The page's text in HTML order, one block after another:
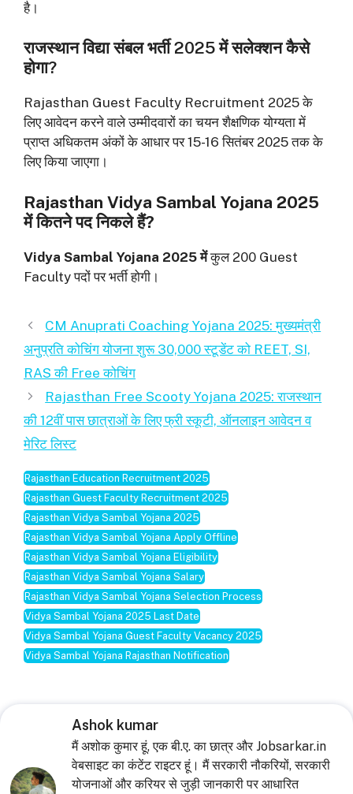
है।
राजस्थान विद्या संबल भर्ती 2025 में सलेक्शन कैसे
होगा?
Rajasthan Guest Faculty Recruitment 2025 के
लिए आवेदन करने वाले उम्मीदवारों का चयन शैक्षणिक योग्यता में
प्राप्त अधिकतम अंकों के आधार पर 15-16 सितंबर 2025 तक के
लिए किया जाएगा।
Rajasthan Vidya Sambal Yojana 2025
में कितने पद निकले हैं?
Vidya Sambal Yojana 2025 मेंकुल 200 Guest
Faculty पदों पर भर्ती होगी।
CM Anuprati Coaching Yojana 2025: मुख्यमंत्री
अनुप्रति कोचिंग योजना शुरू 30,000 स्टूडेंट को REET, SI,
RAS की Free कोचिंग
Rajasthan Free Scooty Yojana 2025: राजस्थान
की 12वीं पास छात्राओं के लिए फ्री स्कूटी, ऑनलाइन आवेदन व
मेरिट लिस्ट
Rajasthan Education Recruitment 2025
Rajasthan Guest Faculty Recruitment 2025
Rajasthan Vidya Sambal Yojana 2025
Rajasthan Vidya Sambal Yojana Apply Offline
Rajasthan Vidya Sambal Yojana Eligibility
Rajasthan Vidya Sambal Yojana Salary
Rajasthan Vidya Sambal Yojana Selection Process
Vidya Sambal Yojana 2025 Last Date
Vidya Sambal Yojana Guest Faculty Vacancy 2025
Vidya Sambal Yojana Rajasthan Notification
Ashok kumar
मैं अशोक कुमार हूं, एक बी.ए. का छात्र और Jobsarkar.in
वेबसाइट का कंटेंट राइटर हूं। मैं सरकारी नौकरियों, सरकारी
योजनाओं और करियर से जुड़ी जानकारी पर आधारित